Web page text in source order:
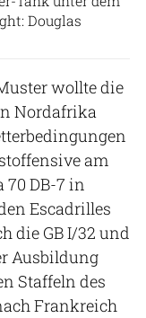
Douglas
wollte die
Nordafrika
am
70 DB-7 in
Escadrilles
die GB I/32 und
Ausbildung
Staffeln des
Frankreich